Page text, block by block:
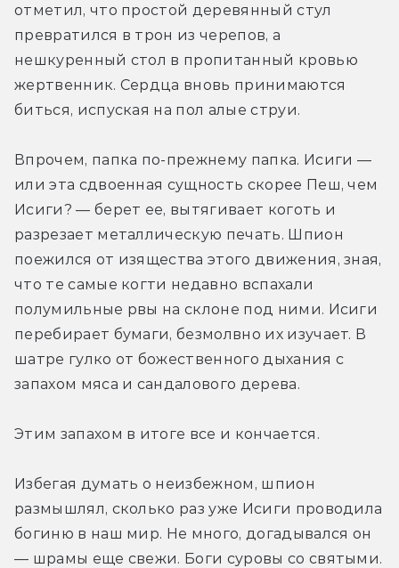
отметил, что простой деревянный стул
превратился в трон из черепов, а
нешкуренный стол в пропитанный кровью
жертвенник. Сердца вновь принимаются
биться, испуская на пол алые струи.
Впрочем, папка по-прежнему папка. Исиги —
или эта сдвоенная сущность скорее Пеш, чем
Исиги? — берет ее, вытягивает коготь и
разрезает металлическую печать. Шпион
поежился от изящества этого движения, зная,
что те самые когти недавно вспахали
полумильные рвы на склоне под ними. Исиги
перебирает бумаги, безмолвно их изучает. В
шатре гулко от божественного дыхания с
запахом мяса и сандалового дерева.
Этим запахом в итоге все и кончается.
Избегая думать о неизбежном, шпион
размышлял, сколько раз уже Исиги проводила
богиню в наш мир. Не много, догадывался он
— шрамы еще свежи. Боги суровы со святыми.